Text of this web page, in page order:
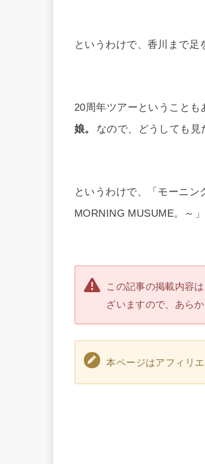
というわけで、香川まで足
20周年ツアーということも
娘。
なので、どうしても見
というわけで、「モーニ
MORNING MUSUME。～
この記事の掲載内容は
ざいますので、あら
本ページはアフィリ